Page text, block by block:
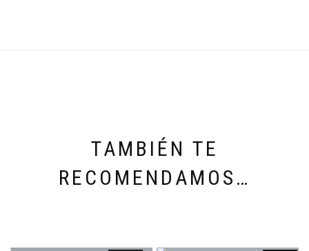
TAMBIÉN TE
RECOMENDAMOS…